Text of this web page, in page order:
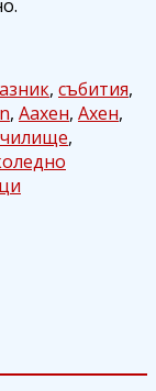
, събития,
, Аахен, Ахен,
,